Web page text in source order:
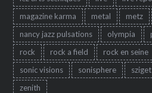
magazine karma
metal metz
nancy jazz pulsations
olympia
rock
rock a field rock en seine
sonic visions
sonisphere sziget
zenith